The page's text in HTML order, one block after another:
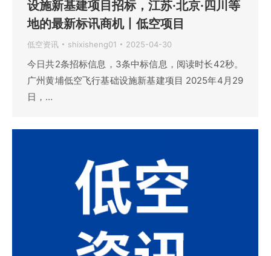
设施新基建项目招标，江苏·北京·四川等
地的最新标讯商机丨低空项目
低空资讯 shixisheng01 2025-04-30
今日共2条招标信息，3条中标信息，阅读时长42秒。
广州黄埔低空飞行基础设施新基建项目 2025年4月29
日，…